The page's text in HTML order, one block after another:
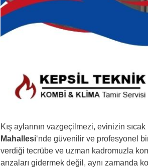
Kış aylarının vazgeçilmezi, evinizin
Mahallesi‘nde güvenilir ve profesyonel
verdiği tecrübe ve uzman kadromuzla
arızaları gidermek değil, aynı zamanda